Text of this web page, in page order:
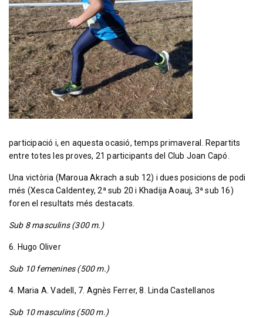
participació i, en aquesta ocasió, temps primaveral. Repartits
entre totes les proves, 21 participants del Club Joan Capó.
Una victòria (Maroua Akrach a sub 12) i dues posicions de podi
més (Xesca Caldentey, 2ª sub 20 i Khadija Aoauj, 3ª sub 16)
foren el resultats més destacats.
Sub 8 masculins (300 m.)
6. Hugo Oliver
Sub 10 femenines (500 m.)
4. Maria A. Vadell, 7. Agnès Ferrer, 8. Linda Castellanos
Sub 10 masculins (500 m.)